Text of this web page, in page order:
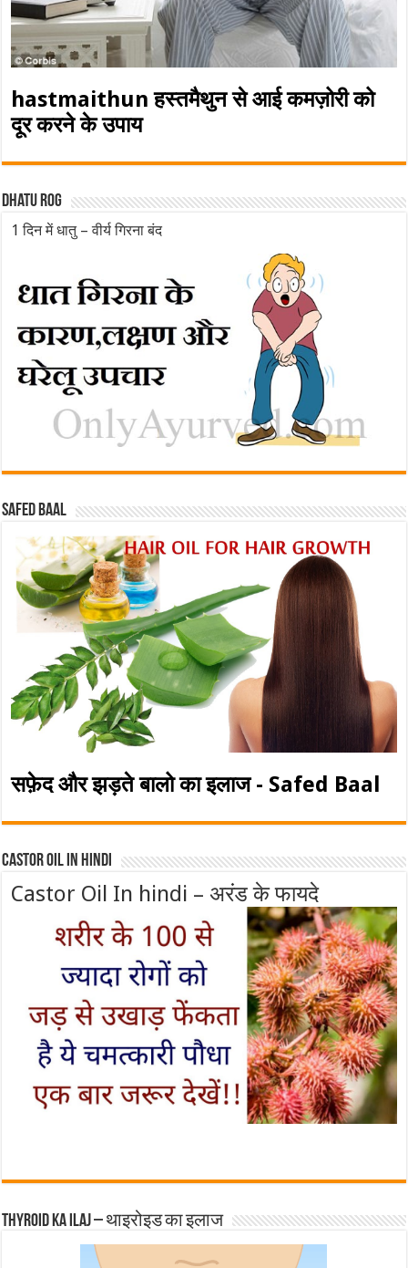
hastmaithun हस्तमैथुन से आई कमज़ोरी को
दूर करने के उपाय
Dhatu rog
1 दिन में धातु – वीर्य गिरना बंद
Safed baal
सफ़ेद और झड़ते बालो का इलाज - Safed Baal
Castor Oil In Hindi
Castor Oil In hindi – अरंड के फायदे
Thyroid ka ilaj – थाइरोइड का इलाज